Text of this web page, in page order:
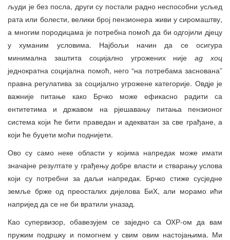
људи је без посла, други су постали радно неспособни усљед
рата или болести, велики број пензионера живи у сиромаштву,
а многим породицама је потребна помоћ да би одгојили дјецу
у хуманим условима. Најбољи начин да се осигура
минимална заштита социјално угрожених нијеад хоц
једнократна социјална помоћ, него “на потребама заснована”
правна регулатива за социјално угрожене категорије. Овдје је
важније питање како Брчко може ефикасно радити са
ентитетима и државом на рјешавању питања пензионог
система који ће бити праведан и адекватан за све грађане, а
који ће буџети моћи поднијети.
Ово су само неке области у којима напредак може имати
значајне резултате у грађењу добре власти и стварању услова
који су потребни за даљи напредак. Брчко стиже сусједне
земље брже од преосталих дијелова БиХ, али морамо ићи
напријед да се не би вратили уназад.
Као супервизор, обавезујем се заједно са ОХР-ом да вам
пружим подршку и помогнем у свим овим настојањима. Ми